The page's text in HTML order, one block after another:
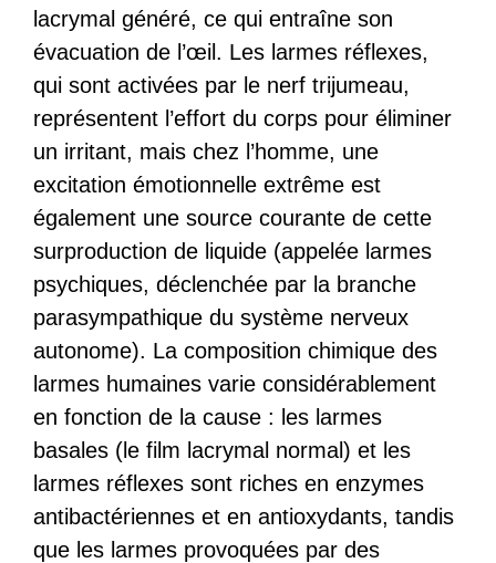
lacrymal généré, ce qui entraîne son
évacuation de l’œil. Les larmes réflexes,
qui sont activées par le nerf trijumeau,
représentent l’effort du corps pour éliminer
un irritant, mais chez l’homme, une
excitation émotionnelle extrême est
également une source courante de cette
surproduction de liquide (appelée larmes
psychiques, déclenchée par la branche
parasympathique du système nerveux
autonome). La composition chimique des
larmes humaines varie considérablement
en fonction de la cause : les larmes
basales (le film lacrymal normal) et les
larmes réflexes sont riches en enzymes
antibactériennes et en antioxydants, tandis
que les larmes provoquées par des